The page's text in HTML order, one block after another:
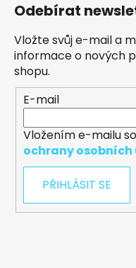
Odebírat
Vložte svůj e-mail a
informace o nových
shopu.
E-mail
Vložením e-mailu
ochrany osobních
PŘIHLÁSIT SE